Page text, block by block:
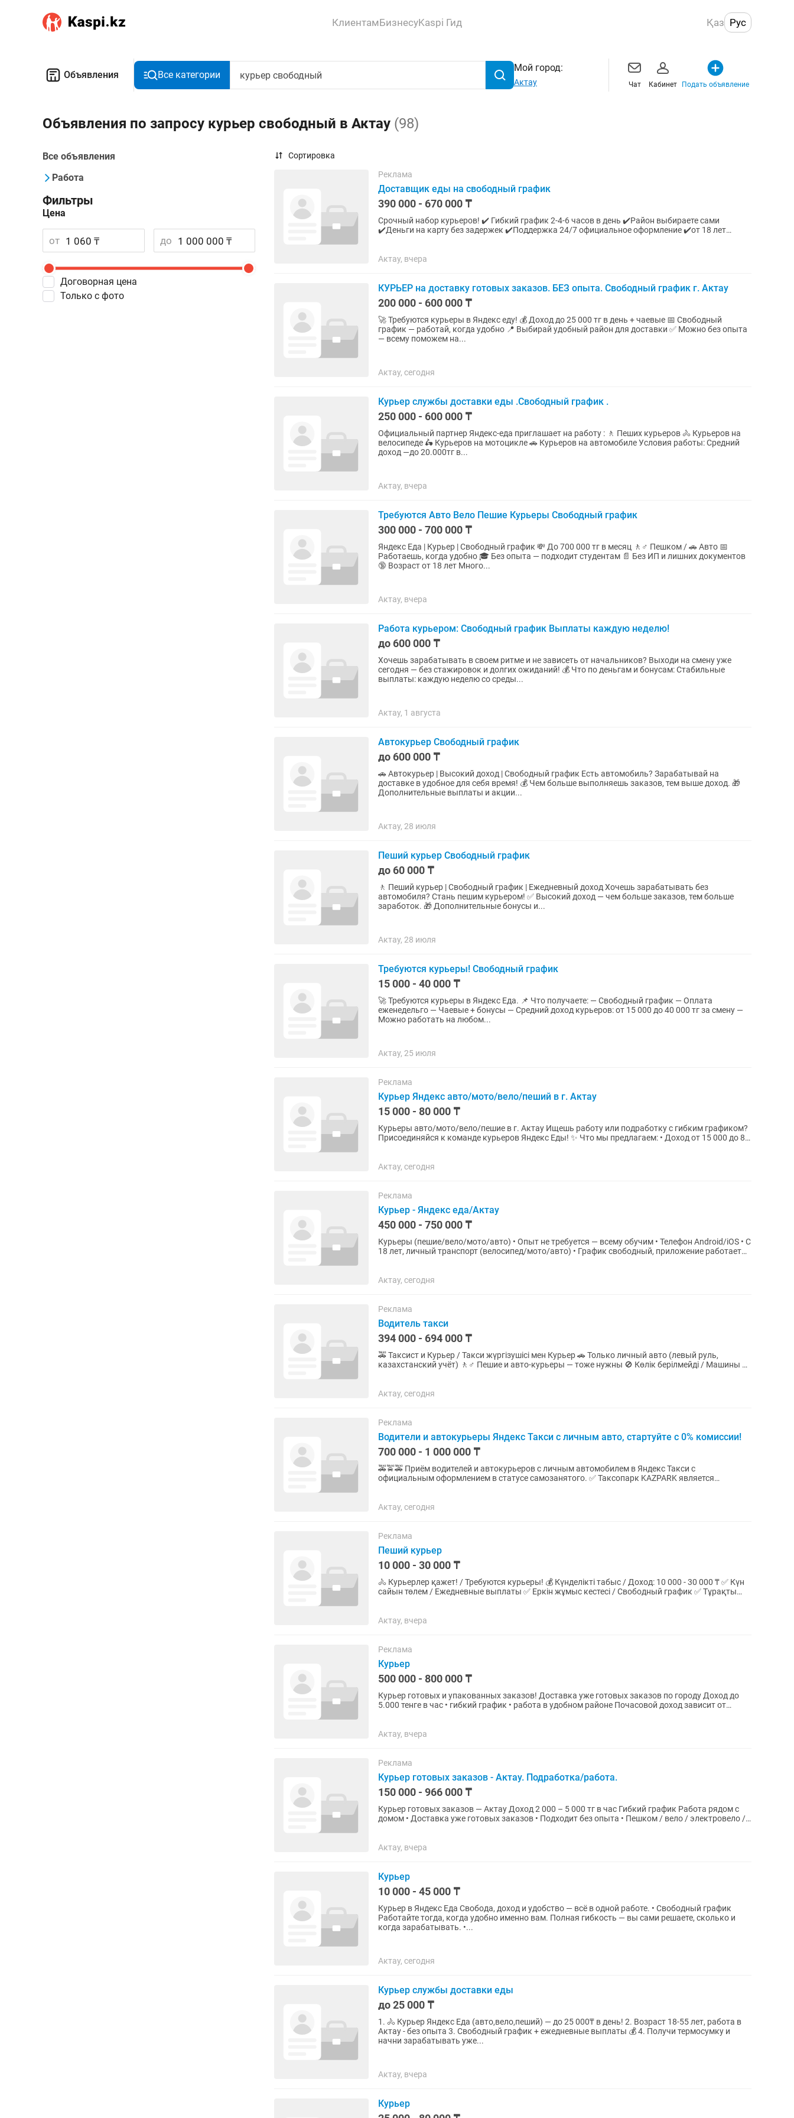
КлиентамБизнесуKaspi Гид Қаз Рус
Объявления Все категории
Мой город:
Актау Чат Кабинет Подать объявление
Объявления по запросу курьер свободный в Актау (98)
Все объявления
Работа
Фильтры
Цена
от до
Договорная цена
Только с фото
Сортировка
Реклама
Доставщик еды на свободный график
390 000 - 670 000 ₸
Срочный набор курьеров! ✔️ Гибкий график 2-4-6 часов в день ✔️Район выбираете сами
✔️Деньги на карту без задержек ✔️Поддержка 24/7 официальное оформление ✔️от 18 лет
Актау, вчера
КУРЬЕР на доставку готовых заказов. БЕЗ опыта. Свободный график г. Актау
200 000 - 600 000 ₸
🚀 Требуются курьеры в Яндекс еду! 💰 Доход до 25 000 тг в день + чаевые 📅 Свободный
график — работай, когда удобно 📍 Выбирай удобный район для доставки ✅ Можно без опыта
— всему поможем на...
Актау, сегодня
Курьер службы доставки еды .Свободный график .
250 000 - 600 000 ₸
Официальный партнер Яндекс-еда приглашает на работу : 🚶 Пеших курьеров 🚴 Курьеров на
велосипеде 🛵 Курьеров на мотоцикле 🚗 Курьеров на автомобиле Условия работы: Средний
доход —до 20.000тг в...
Актау, вчера
Требуются Авто Вело Пешие Курьеры Свободный график
300 000 - 700 000 ₸
Яндекс Еда | Курьер | Свободный график 💸 До 700 000 тг в месяц 🚶♂️ Пешком / 🚗 Авто 📅
Работаешь, когда удобно 🎓 Без опыта — подходит студентам 📄 Без ИП и лишних документов
🔞 Возраст от 18 лет Много...
Актау, вчера
Работа курьером: Свободный график Выплаты каждую неделю!
до 600 000 ₸
Хочешь зарабатывать в своем ритме и не зависеть от начальников? Выходи на смену уже
сегодня — без стажировок и долгих ожиданий! 💰 Что по деньгам и бонусам: Стабильные
выплаты: каждую неделю со среды...
Актау, 1 августа
Автокурьер Свободный график
до 600 000 ₸
🚗 Автокурьер | Высокий доход | Свободный график Есть автомобиль? Зарабатывай на
доставке в удобное для себя время! 💰 Чем больше выполняешь заказов, тем выше доход. 🎁
Дополнительные выплаты и акции...
Актау, 28 июля
Пеший курьер Свободный график
до 60 000 ₸
🚶 Пеший курьер | Свободный график | Ежедневный доход Хочешь зарабатывать без
автомобиля? Стань пешим курьером! ✅ Высокий доход — чем больше заказов, тем больше
заработок. 🎁 Дополнительные бонусы и...
Актау, 28 июля
Требуются курьеры! Свободный график
15 000 - 40 000 ₸
🚀 Требуются курьеры в Яндекс Еда. 📌 Что получаете: — Свободный график — Оплата
еженедельго — Чаевые + бонусы — Средний доход курьеров: от 15 000 до 40 000 тг за смену —
Можно работать на любом...
Актау, 25 июля
Реклама
Курьер Яндекс авто/мото/вело/пеший в г. Актау
15 000 - 80 000 ₸
Курьеры авто/мото/вело/пешие в г. Актау Ищешь работу или подработку с гибким графиком?
Присоединяйся к команде курьеров Яндекс Еды! ✨ Что мы предлагаем: • Доход от 15 000 до 80
Актау, сегодня
Реклама
Курьер - Яндекс еда/Актау
450 000 - 750 000 ₸
Курьеры (пешие/вело/мото/авто) • Опыт не требуется — всему обучим • Телефон Android/iOS • С
18 лет, личный транспорт (велосипед/мото/авто) • График свободный, приложение работает
Актау, сегодня
Реклама
Водитель такси
394 000 - 694 000 ₸
🚕 Таксист и Курьер / Такси жүргізушісі мен Курьер 🚗 Только личный авто (левый руль,
казахстанский учёт) 🚶♂️ Пешие и авто-курьеры — тоже нужны 🚫 Көлік берілмейді / Машины не
Актау, сегодня
Реклама
Водители и автокурьеры Яндекс Такси с личным авто, стартуйте с 0% комиссии!
700 000 - 1 000 000 ₸
🚕🚖🚕 Приём водителей и автокурьеров с личным автомобилем в Яндекс Такси с
официальным оформлением в статусе самозанятого. ✅️ Таксопарк KAZPARK является
Актау, сегодня
Реклама
Пеший курьер
10 000 - 30 000 ₸
🚴 Курьерлер қажет! / Требуются курьеры! 💰 Күнделікті табыс / Доход: 10 000 - 30 000 ₸ ✅ Күн
сайын төлем / Ежедневные выплаты ✅ Еркін жұмыс кестесі / Свободный график ✅ Тұрақты
Актау, вчера
Реклама
Курьер
500 000 - 800 000 ₸
Курьер готовых и упакованных заказов! Доставка уже готовых заказов по городу Доход до
5.000 тенге в час • гибкий график • работа в удобном районе Почасовой доход зависит от
Актау, вчера
Реклама
Курьер готовых заказов - Актау. Подработка/работа.
150 000 - 966 000 ₸
Курьер готовых заказов — Актау Доход 2 000 – 5 000 тг в час Гибкий график Работа рядом с
домом • Доставка уже готовых заказов • Подходит без опыта • Пешком / вело / электровело /
Актау, вчера
Курьер
10 000 - 45 000 ₸
Курьер в Яндекс Еда Свобода, доход и удобство — всё в одной работе. • Свободный график
Работайте тогда, когда удобно именно вам. Полная гибкость — вы сами решаете, сколько и
когда зарабатывать. •...
Актау, сегодня
Курьер службы доставки еды
до 25 000 ₸
1. 🚴 Курьер Яндекс Еда (авто,вело,пеший) — до 25 000₸ в день! 2. Возраст 18-55 лет, работа в
Актау - без опыта 3. Свободный график + ежедневные выплаты 💰 4. Получи термосумку и
начни зарабатывать уже...
Актау, вчера
Курьер